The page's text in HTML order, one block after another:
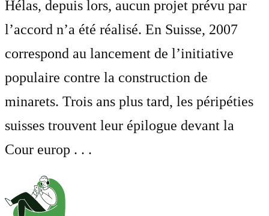
Hélas, depuis lors, aucun projet prévu par
l’accord n’a été réalisé. En Suisse, 2007
correspond au lancement de l’initiative
populaire contre la construction de
minarets. Trois ans plus tard, les péripéties
suisses trouvent leur épilogue devant la
Cour europ . . .